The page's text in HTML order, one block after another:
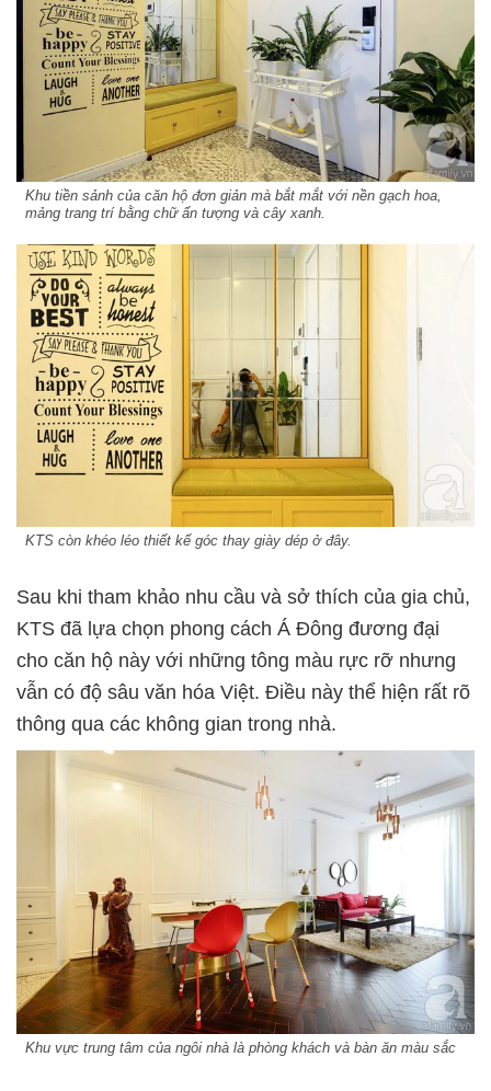
Khu tiền sảnh của căn hộ đơn giản mà bắt mắt với nền gạch hoa,
mảng trang trí bằng chữ ấn tượng và cây xanh.
KTS còn khéo léo thiết kế góc thay giày dép ở đây.
Sau khi tham khảo nhu cầu và sở thích của gia chủ,
KTS đã lựa chọn phong cách Á Đông đương đại
cho căn hộ này với những tông màu rực rỡ nhưng
vẫn có độ sâu văn hóa Việt. Điều này thể hiện rất rõ
thông qua các không gian trong nhà.
Khu vực trung tâm của ngôi nhà là phòng khách và bàn ăn màu sắc